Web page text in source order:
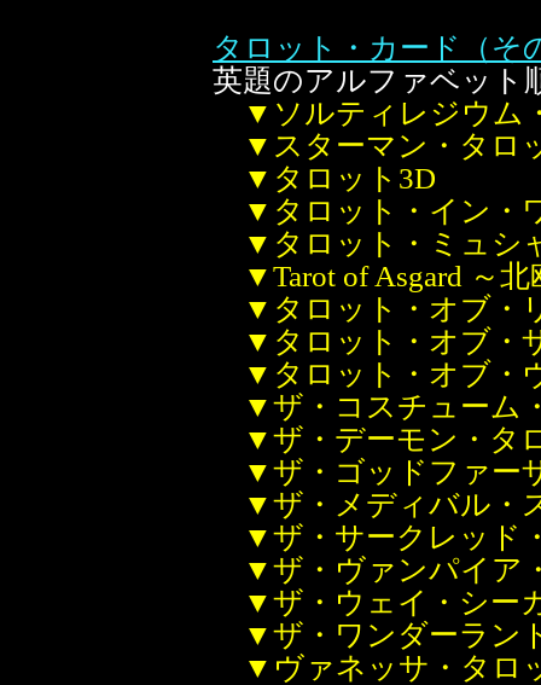
タロット・カード（そ
英題のアルファベット
▼ソルティレジウム
▼スターマン・タロ
▼タロット3D
▼タロット・イン・
▼タロット・ミュシ
▼Tarot of Asgard ～
▼タロット・オブ・
▼タロット・オブ・
▼タロット・オブ・
▼ザ・コスチューム
▼ザ・デーモン・タ
▼ザ・ゴッドファー
▼ザ・メディバル・
▼ザ・サークレッド
▼ザ・ヴァンパイア
▼ザ・ウェイ・シー
▼ザ・ワンダーラン
▼ヴァネッサ・タロ